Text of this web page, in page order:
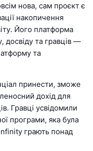
нова, сам проєкт є
накопичення
Його платформа
досвіду та гравців —
та
принести, зможе
дохід для
Гравці усвідомили
програми, яка була
грають понад